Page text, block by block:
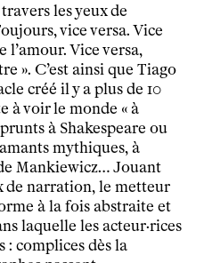
les yeux de
vice versa. Vice
l’amour. Vice versa,
». C’est ainsi que Tiago
créé il y a plus de 10
à voir le monde « à
à Shakespeare ou
mythiques, à
Mankiewicz… Jouant
de narration, le metteur
à la fois abstraite et
laquelle les acteur·rices
: complices dès la